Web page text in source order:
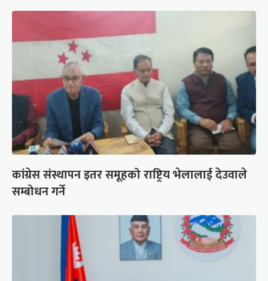
कांग्रेस संस्थापन इतर समूहको राष्ट्रिय भेलालाई देउवाले
सम्बोधन गर्ने